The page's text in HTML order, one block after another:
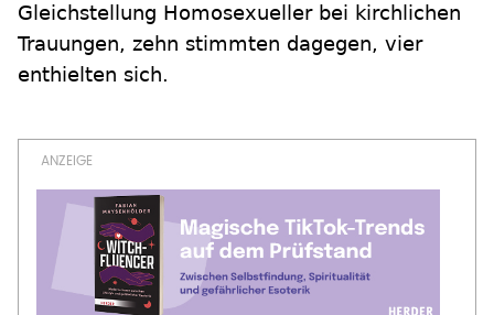
Gleichstellung Homosexueller bei kirchlichen
Trauungen, zehn stimmten dagegen, vier
enthielten sich.